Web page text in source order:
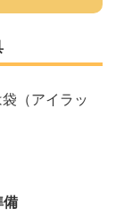
（アイラッ
備